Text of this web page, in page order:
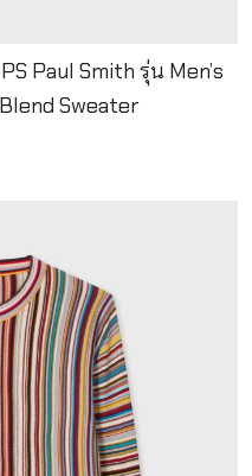
Paul Smith รุ่น Men’s
Sweater